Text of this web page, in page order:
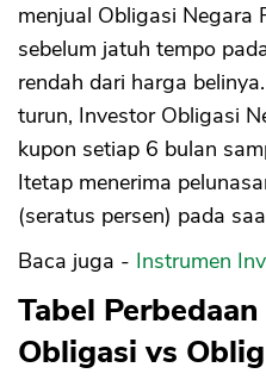
menjual Obligasi Negara
sebelum jatuh tempo
rendah dari harga
turun, Investor Obligasi
kupon setiap 6 bulan
Itetap menerima
(seratus persen) pada
Baca juga - Instrumen
Tabel
Obligasi vs